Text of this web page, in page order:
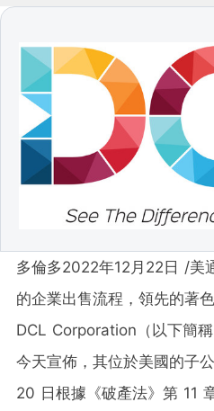
多倫多2022年12月22日 /美
的企業出售流程，領先的著
DCL Corporation（以下簡稱
今天宣佈，其位於美國的子
20 日根據《破產法》第 11